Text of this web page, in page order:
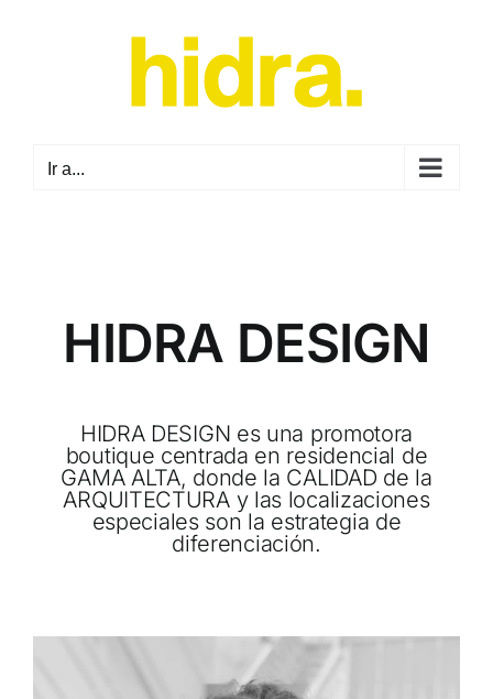
Ir a...
HIDRA DESIGN
HIDRA DESIGN es una promotora
boutique centrada en residencial de
GAMA ALTA, donde la CALIDAD de la
ARQUITECTURA y las localizaciones
especiales son la estrategia de
diferenciación.